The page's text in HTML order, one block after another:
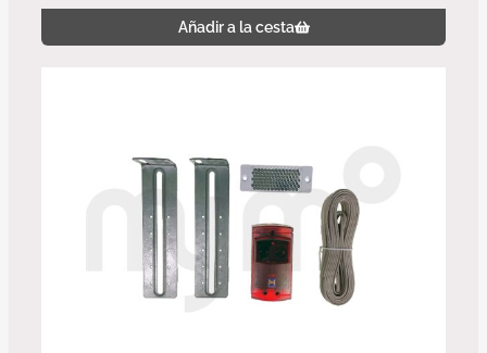
Añadir a la cesta